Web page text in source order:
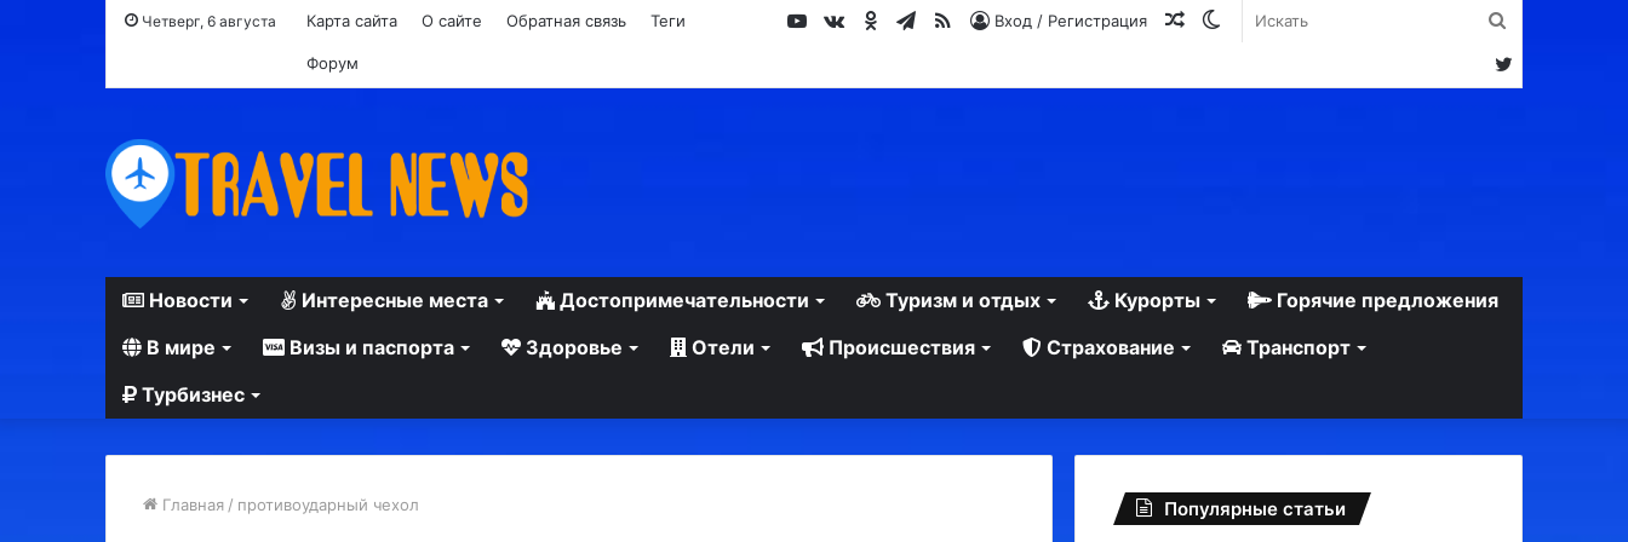
Четверг, 6 августа Карта сайта О сайте Обратная связь Теги
Форум
Switch
Случайная
Вход / Регистрация
RSS
Telegram
Одноклассники
vk.com
YouTube
Twitter
Новости Интересные места Достопримечательности Туризм и отдых Курорты
Горячие предложения
В мире
Визы и паспорта Здоровье Отели Происшествия Страхование
Транспорт
Турбизнес
Главная / противоударный чехол Популярные статьи